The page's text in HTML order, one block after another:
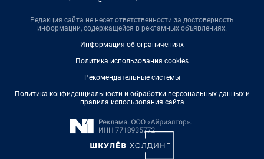
Редакция сайта не несет ответственности за достоверность
информации, содержащейся в рекламных объявлениях.
Информация об ограничениях
Политика использования cookies
Рекомендательные системы
Политика конфиденциальности и обработки персональных данных и
правила использования сайта